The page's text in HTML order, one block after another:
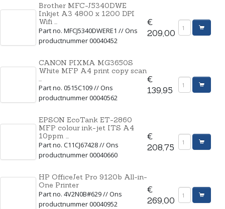
Brother MFC-J5340DWE
Inkjet A3 4800 x 1200 DPI
Wifi ...
Part no. MFCJ5340DWERE1 // Ons
productnummer 00040452
€
209,00
CANON PIXMA MG3650S
White MFP A4 print copy scan
...
Part no. 0515C109 // Ons
productnummer 00040562
€
139,95
EPSON EcoTank ET-2860
MFP colour ink-jet ITS A4
10ppm ...
Part no. C11CJ67428 // Ons
productnummer 00040660
€
208,75
HP OfficeJet Pro 9120b All-in-
One Printer
Part no. 4V2N0B#629 // Ons
productnummer 00040952
€
269,00